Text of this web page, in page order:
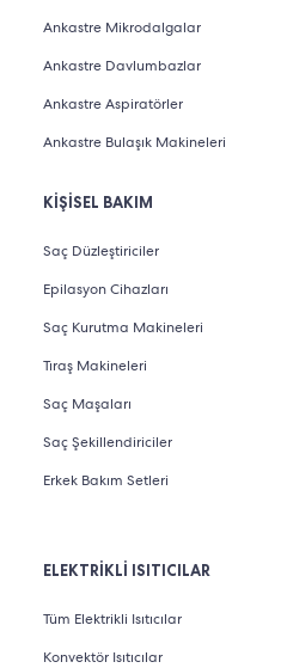
Ankastre Mikrodalgalar
Ankastre Davlumbazlar
Ankastre Aspiratörler
Ankastre Bulaşık Makineleri
KİŞİSEL BAKIM
Saç Düzleştiriciler
Epilasyon Cihazları
Saç Kurutma Makineleri
Tıraş Makineleri
Saç Maşaları
Saç Şekillendiriciler
Erkek Bakım Setleri
ELEKTRİKLİ ISITICILAR
Tüm Elektrikli Isıtıcılar
Konvektör Isıtıcılar